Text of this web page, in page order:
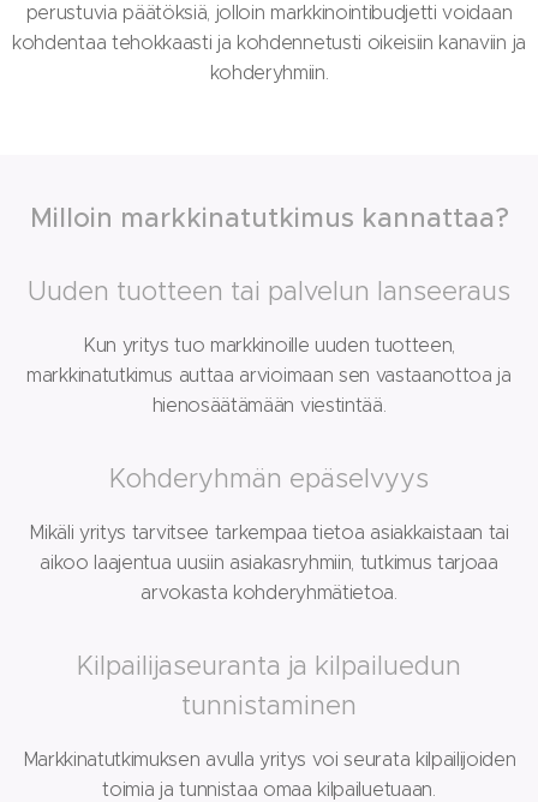
perustuvia päätöksiä, jolloin markkinointibudjetti voidaan
kohdentaa tehokkaasti ja kohdennetusti oikeisiin kanaviin ja
kohderyhmiin.
Milloin markkinatutkimus kannattaa?
Uuden tuotteen tai palvelun lanseeraus
Kun yritys tuo markkinoille uuden tuotteen,
markkinatutkimus auttaa arvioimaan sen vastaanottoa ja
hienosäätämään viestintää.
Kohderyhmän epäselvyys
Mikäli yritys tarvitsee tarkempaa tietoa asiakkaistaan tai
aikoo laajentua uusiin asiakasryhmiin, tutkimus tarjoaa
arvokasta kohderyhmätietoa.
Kilpailijaseuranta ja kilpailuedun
tunnistaminen
Markkinatutkimuksen avulla yritys voi seurata kilpailijoiden
toimia ja tunnistaa omaa kilpailuetuaan.